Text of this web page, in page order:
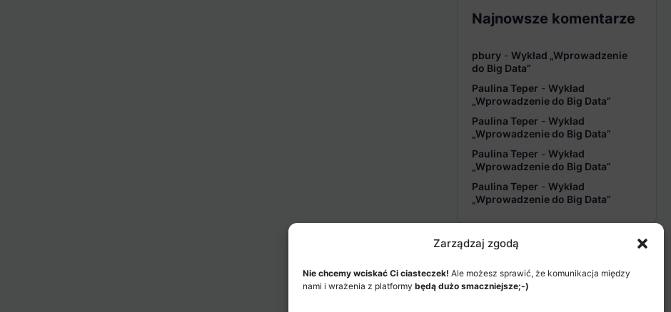
Zarządzaj zgodą
Nie chcemy wciskać Ci ciasteczek! Ale możesz sprawić, że komunikacja między
nami i wrażenia z platformy będą dużo smaczniejsze;-)
Najnowsze komentarze
pbury - Wykład „Wprowadzenie
do Big Data”
Paulina Teper - Wykład
„Wprowadzenie do Big Data”
Paulina Teper - Wykład
„Wprowadzenie do Big Data”
Paulina Teper - Wykład
„Wprowadzenie do Big Data”
Paulina Teper - Wykład
„Wprowadzenie do Big Data”